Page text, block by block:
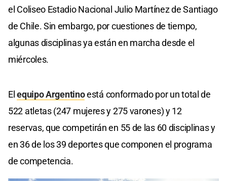
el Coliseo Estadio Nacional Julio Martínez de Santiago
de Chile. Sin embargo, por cuestiones de tiempo,
algunas disciplinas ya están en marcha desde el
miércoles.
Elequipo Argentinoestá conformado por un total de
522 atletas (247 mujeres y 275 varones) y 12
reservas, que competirán en 55 de las 60 disciplinas y
en 36 de los 39 deportes que componen el programa
de competencia.